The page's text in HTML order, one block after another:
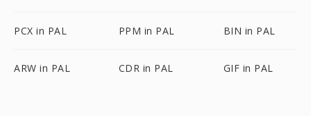
PCX in PAL PPM in PAL BIN in PAL
ARW in PAL CDR in PAL GIF in PAL